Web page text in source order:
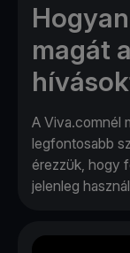
magát
A Viva.comnél
legfontosabb
érezzük, hogy
jelenleg